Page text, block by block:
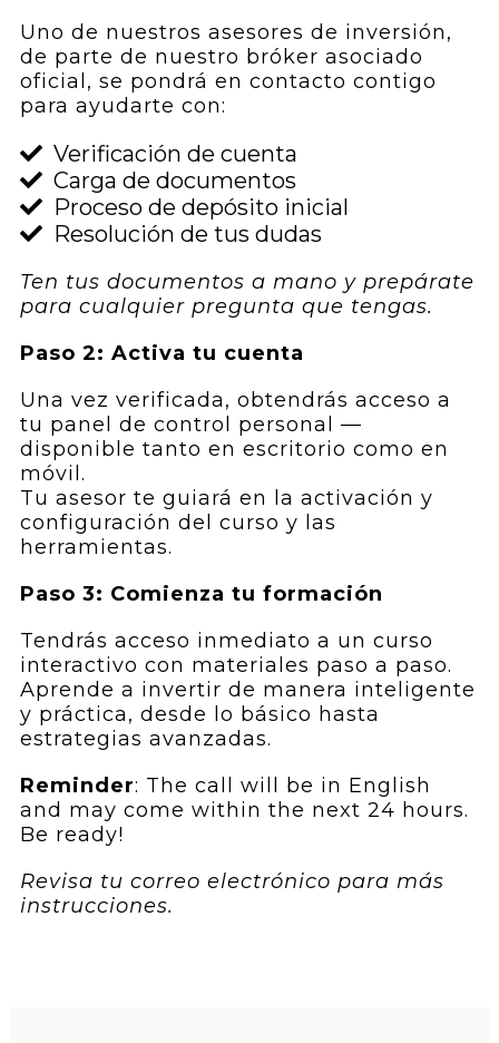
Uno de nuestros asesores de inversión,
de parte de nuestro bróker asociado
oficial, se pondrá en contacto contigo
para ayudarte con:
Verificación de cuenta
Carga de documentos
Proceso de depósito inicial
Resolución de tus dudas
Ten tus documentos a mano y prepárate
para cualquier pregunta que tengas.
Paso 2: Activa tu cuenta
Una vez verificada, obtendrás acceso a
tu panel de control personal —
disponible tanto en escritorio como en
móvil.
Tu asesor te guiará en la activación y
configuración del curso y las
herramientas.
Paso 3: Comienza tu formación
Tendrás acceso inmediato a un curso
interactivo con materiales paso a paso.
Aprende a invertir de manera inteligente
y práctica, desde lo básico hasta
estrategias avanzadas.
Reminder: The call will be in English
and may come within the next 24 hours.
Be ready!
Revisa tu correo electrónico para más
instrucciones.